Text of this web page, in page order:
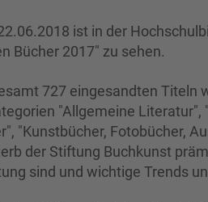
ist in der
Bücher 2017" zu sehen.
727 eingesandten Titeln
"Allgemeine Literatur",
"Kunstbücher, Fotobücher,
der Stiftung Buchkunst
sind und wichtige Trends